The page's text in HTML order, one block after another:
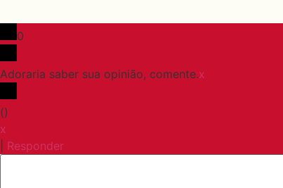
0
Adoraria saber sua opinião, comente.x
()
x
Responder